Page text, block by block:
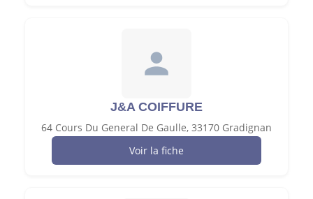
J&A COIFFURE
64 Cours Du General De Gaulle, 33170 Gradignan
Voir la fiche